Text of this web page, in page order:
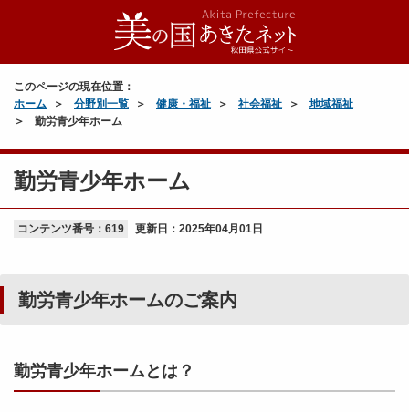
このページの現在位置：
ホーム
分野別一覧 健康・福祉 社会福祉
地域福祉
勤労青少年ホーム
勤労青少年ホーム
コンテンツ番号：619 更新日： 2025年04月01日
勤労青少年ホームのご案内
勤労青少年ホームとは？